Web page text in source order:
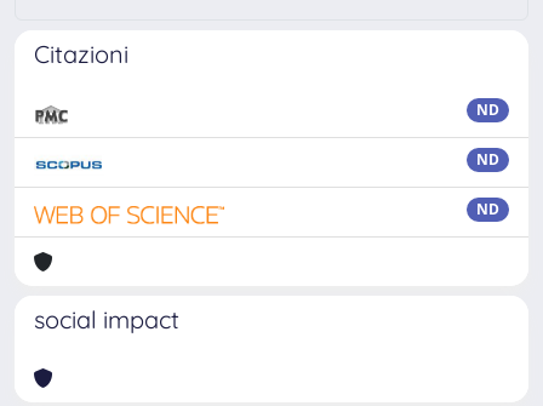
Citazioni
ND
ND
ND
social impact